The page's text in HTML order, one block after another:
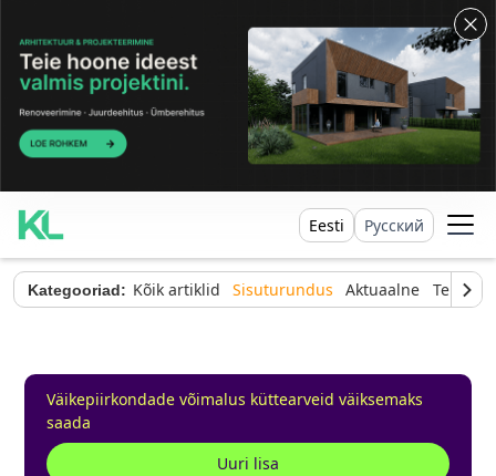
Eesti Русский
Kategooriad: Kõik artiklid Sisuturundus Aktuaalne
Väikepiirkondade võimalus küttearveid väiksemaks
saada
Uuri lisa